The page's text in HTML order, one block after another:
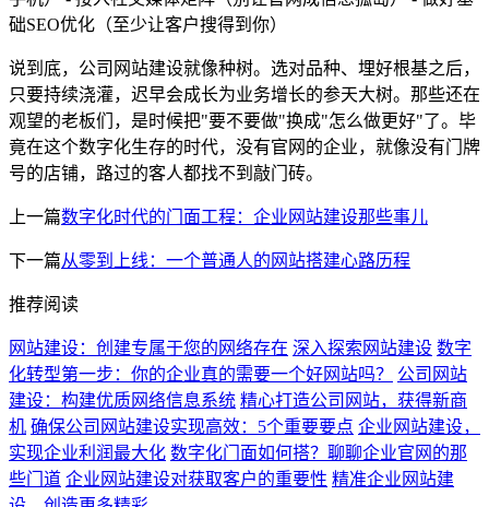
础SEO优化（至少让客户搜得到你）
说到底，公司网站建设就像种树。选对品种、埋好根基之后，
只要持续浇灌，迟早会成长为业务增长的参天大树。那些还在
观望的老板们，是时候把"要不要做"换成"怎么做更好"了。毕
竟在这个数字化生存的时代，没有官网的企业，就像没有门牌
号的店铺，路过的客人都找不到敲门砖。
上一篇数字化时代的门面工程：企业网站建设那些事儿
下一篇从零到上线：一个普通人的网站搭建心路历程
推荐阅读
网站建设：创建专属于您的网络存在 深入探索网站建设 数字
化转型第一步：你的企业真的需要一个好网站吗？
公司网站
建设：构建优质网络信息系统 精心打造公司网站，获得新商
机 确保公司网站建设实现高效：5个重要要点 企业网站建设，
实现企业利润最大化 数字化门面如何搭？聊聊企业官网的那
些门道 企业网站建设对获取客户的重要性 精准企业网站建